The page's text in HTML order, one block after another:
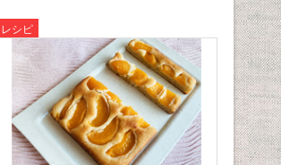
レシピ